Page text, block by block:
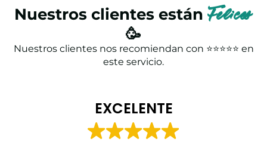
Nuestros clientes están Felices
🥳
Nuestros clientes nos recomiendan con ⭐⭐⭐⭐⭐ en
este servicio.
EXCELENTE